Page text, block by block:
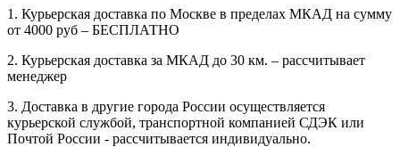
1. Курьерская доставка по Москве в пределах МКАД на сумму
от 4000 руб – БЕСПЛАТНО
2. Курьерская доставка за МКАД до 30 км. – рассчитывает
менеджер
3. Доставка в другие города России осуществляется
курьерской службой, транспортной компанией СДЭК или
Почтой России - рассчитывается индивидуально.